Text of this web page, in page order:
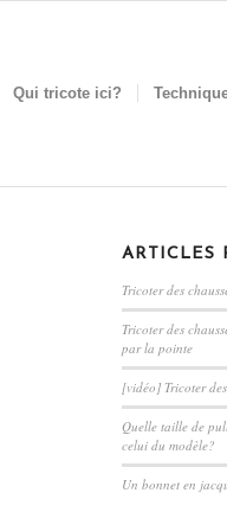
Qui tricote ici?
ARTICLES
Tricoter des
Tricoter des
par la pointe
[vidéo] Tricoter
Quelle taille de
celui du modèle?
Un bonnet en